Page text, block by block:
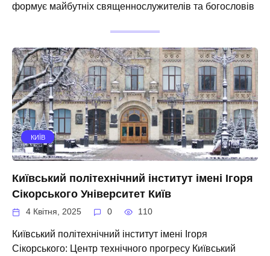
формує майбутніх священнослужителів та богословів
КИЇВ
Київський політехнічний інститут імені Ігоря
Сікорського Університет Київ
4 Квітня, 2025 0 110
Київський політехнічний інститут імені Ігоря
Сікорського: Центр технічного прогресу Київський